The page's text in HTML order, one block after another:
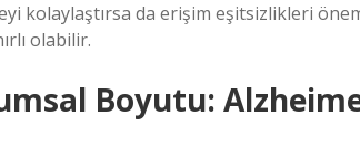
kolaylaştırsa da erişim eşitsizlikleri
olabilir.
Boyutu: